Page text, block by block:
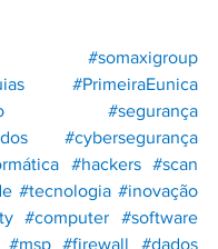
#somaxigroup
#PrimeiraEunica
#segurança
#cybersegurança
#hackers
#scan
#tecnologia #inovação
#computer
#software
#msp #firewall
#dados